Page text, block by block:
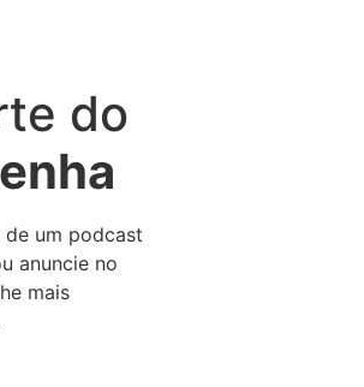
do
um podcast
anuncie no
mais